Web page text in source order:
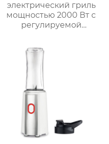
электрический гриль
мощностью 2000 Вт с
регулируемой
на природе